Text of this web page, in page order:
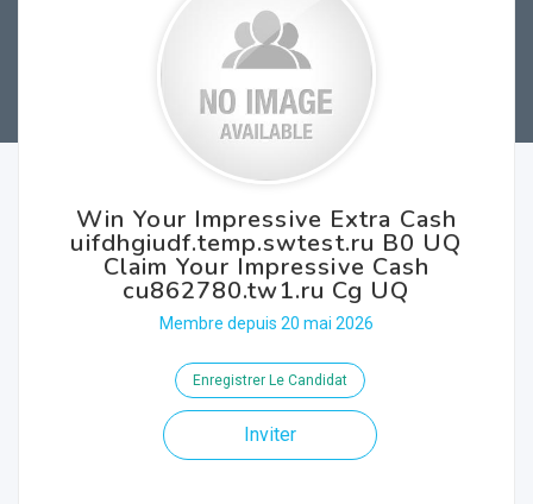
Win Your Impressive Extra Cash
uifdhgiudf.temp.swtest.ru B0 UQ
Claim Your Impressive Cash
cu862780.tw1.ru Cg UQ
Membre depuis 20 mai 2026
Enregistrer Le Candidat
Inviter